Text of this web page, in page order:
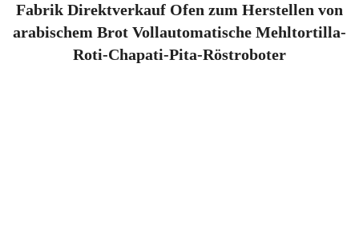
Fabrik Direktverkauf Ofen zum Herstellen von
arabischem Brot Vollautomatische Mehltortilla-
Roti-Chapati-Pita-Röstroboter